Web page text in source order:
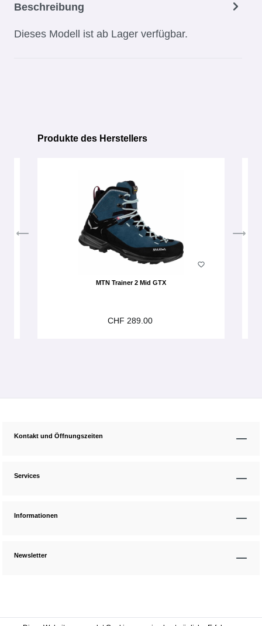
Beschreibung
Dieses Modell ist ab Lager verfügbar.
Produktgalerie überspringen
Produkte des Herstellers
MTN Trainer 2 Mid GTX
CHF 289.00
Kontakt und Öffnungszeiten
Services
Informationen
Newsletter